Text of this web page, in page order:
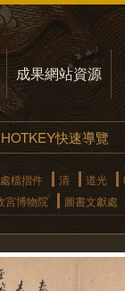
成果網站資源
HOTKEY快速導覽
檔摺件 清 道光
宮博物院 圖書文獻處